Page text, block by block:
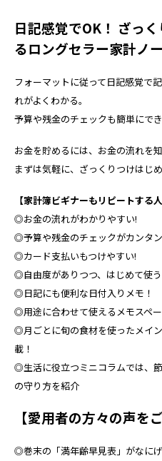
日記感覚でOK！ ざっ
るロングセラー家計ノ
フォーマットに従って日記感覚で
れがよくわかる。
予算や残金のチェックも簡単にで
お金を貯めるには、お金の流れを
まずは気軽に、ざっくりつけはじ
【家計簿ビギナーもリピートする
◎お金の流れがわかりやすい!
◎予算や残金のチェックがカンタ
◎カード支払いもつけやすい!
◎自由度がありつつ、はじめて使
◎日記にも便利な日付入りメモ！
◎用途に合わせて使えるメモスペ
◎月ごとに旬の食材を使ったメイ
載！
◎生活に役立つミニコラムでは、
の守り方を紹介
【愛用者の方々の声を
◎巻末の「満年齢早見表」がなに